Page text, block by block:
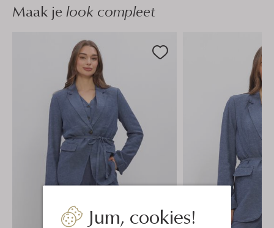
Jum, cookies!
Maak je look compleet